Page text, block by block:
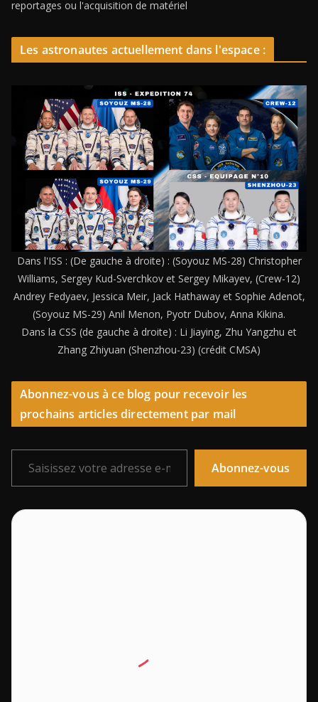
reportages ou l'acquisition de matériel
Les astronautes actuellement dans l'espace :
Dans l'ISS : (De gauche à droite) : (Soyouz MS-28) Christopher
Williams, Sergey Kud-Sverchkov et Sergey Mikayev, (Crew-12)
Andrey Fedyaev, Jessica Meir, Jack Hathaway et Sophie Adenot,
(Soyouz MS-29) Anil Menon, Pyotr Dubov, Anna Kikina.
Dans la CSS (de gauche à droite) : Li Jiaying, Zhu Yangzhu et
Zhang Zhiyuan (Shenzhou-23) (crédit CMSA)
Abonnez-vous à ce blog pour recevoir les
prochains articles directement par mail
Saisissez votre adresse e-mail…
Abonnez-vous